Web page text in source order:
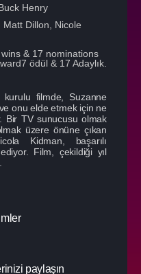
Henry
Matt Dillon
Nicole
& 17 nominations
ödül & 17 Adaylık.
filmde, Suzanne
onu elde etmek için ne
Bir TV sunucusu olmak
üzere önüne çıkan
Kidman, başarılı
Film, çekildiği yıl
paylaşın